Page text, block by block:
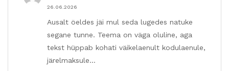
26.06.2026
Ausalt öeldes jäi mul seda lugedes natuke
segane tunne. Teema on väga oluline, aga
tekst hüppab kohati väikelaenult kodulaenule,
järelmaksule…